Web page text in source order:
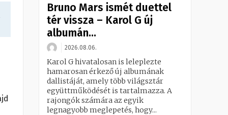
Bruno Mars ismét duettel
tér vissza – Karol G új
albumán...
2026.08.06.
Karol G hivatalosan is leleplezte
hamarosan érkező új albumának
dallistáját, amely több világsztár
együttműködését is tartalmazza. A
rajongók számára az egyik
legnagyobb meglepetés, hogy...